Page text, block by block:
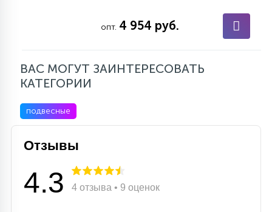
КОМПЛЕКТУЮЩИЕ
опт. 4 954 руб.
ВАС МОГУТ ЗАИНТЕРЕСОВАТЬ
КАТЕГОРИИ
подвесные
Отзывы
4.3 4 отзыва • 9 оценок